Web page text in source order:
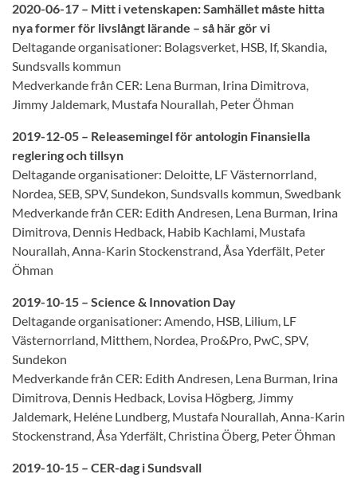
2020-06-17 – Mitt i vetenskapen: Samhället måste hitta
nya former för livslångt lärande – så här gör vi
Deltagande organisationer: Bolagsverket, HSB, If, Skandia,
Sundsvalls kommun
Medverkande från CER: Lena Burman, Irina Dimitrova,
Jimmy Jaldemark, Mustafa Nourallah, Peter Öhman
2019-12-05 – Releasemingel för antologin Finansiella
reglering och tillsyn
Deltagande organisationer: Deloitte, LF Västernorrland,
Nordea, SEB, SPV, Sundekon, Sundsvalls kommun, Swedbank
Medverkande från CER: Edith Andresen, Lena Burman, Irina
Dimitrova, Dennis Hedback, Habib Kachlami, Mustafa
Nourallah, Anna-Karin Stockenstrand, Åsa Yderfält, Peter
Öhman
2019-10-15 – Science & Innovation Day
Deltagande organisationer: Amendo, HSB, Lilium, LF
Västernorrland, Mitthem, Nordea, Pro&Pro, PwC, SPV,
Sundekon
Medverkande från CER: Edith Andresen, Lena Burman, Irina
Dimitrova, Dennis Hedback, Lovisa Högberg, Jimmy
Jaldemark, Heléne Lundberg, Mustafa Nourallah, Anna-Karin
Stockenstrand, Åsa Yderfält, Christina Öberg, Peter Öhman
2019-10-15 – CER-dag i Sundsvall